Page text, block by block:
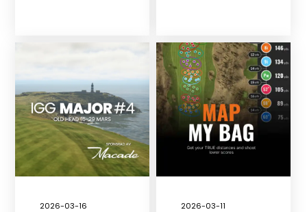
2026-03-16 2026-03-11